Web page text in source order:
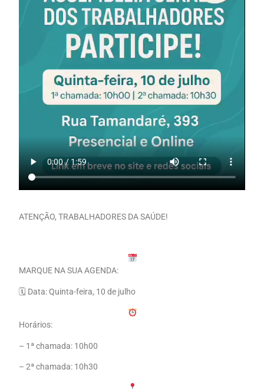
ATENÇÃO, TRABALHADORES DA SAÚDE!
MARQUE NA SUA AGENDA:
🗓 Data: Quinta-feira, 10 de julho
Horários:
– 1ª chamada: 10h00
– 2ª chamada: 10h30